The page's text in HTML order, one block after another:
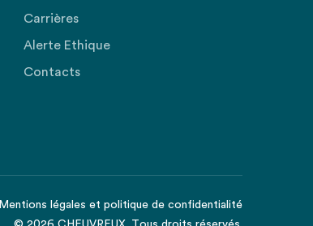
Carrières
Alerte Ethique
Contacts
Mentions légales et politique de confidentialité